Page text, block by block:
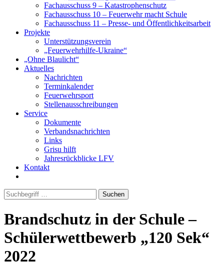
Fachausschuss 9 – Katastrophenschutz
Fachausschuss 10 – Feuerwehr macht Schule
Fachausschuss 11 – Presse- und Öffentlichkeitsarbeit
Projekte
Unterstützungsverein
„Feuerwehrhilfe-Ukraine“
„Ohne Blaulicht“
Aktuelles
Nachrichten
Terminkalender
Feuerwehrsport
Stellenausschreibungen
Service
Dokumente
Verbandsnachrichten
Links
Grisu hilft
Jahresrückblicke LFV
Kontakt
Suchen
Brandschutz in der Schule –
Schülerwettbewerb „120 Sek“
2022